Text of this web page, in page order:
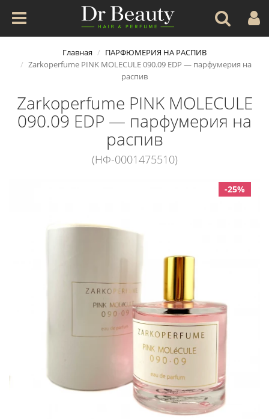
Главная
ПАРФЮМЕРИЯ НА РАСПИВ
Zarkoperfume PINK MOLECULE 090.09 EDP — парфумерия на
распив
Zarkoperfume PINK MOLECULE
090.09 EDP — парфумерия на
распив
(НФ-0001475510)
-25%